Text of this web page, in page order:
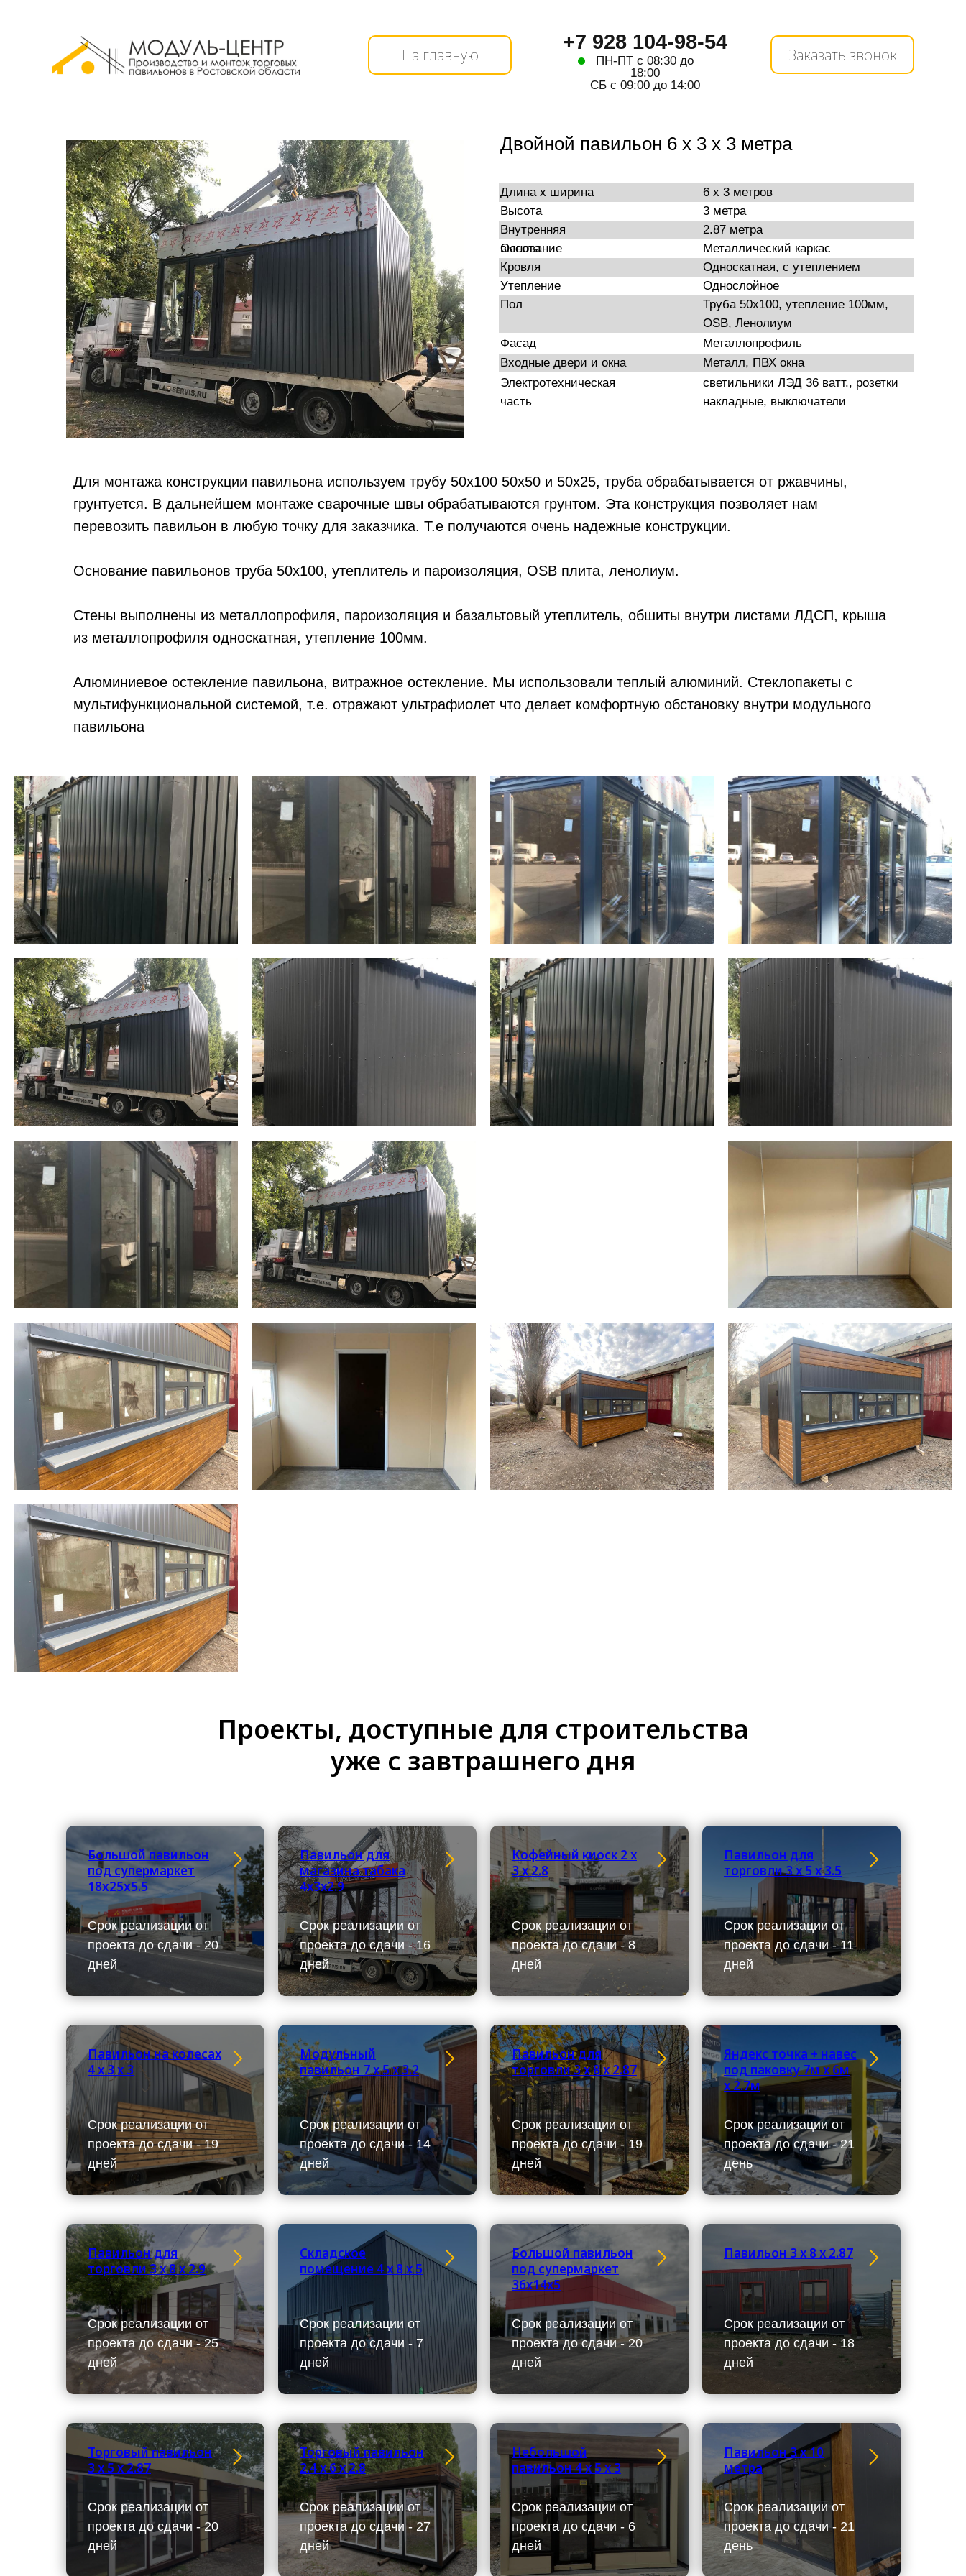
Заказать звонок
На главную
Двойной павильон 6 х 3 х 3 метра
Длина х ширина
Высота
Внутренняя
высота
Основание
Кровля
Утепление
Пол
Фасад
Входные двери и окна
Электротехническая
часть
6 х 3 метров
3 метра
2.87 метра
Металлический каркас
Односкатная, с утеплением
Однослойное
Труба 50х100, утепление 100мм,
OSB, Ленолиум
Металлопрофиль
Металл, ПВХ окна
светильники ЛЭД 36 ватт., розетки
накладные, выключатели
Для монтажа конструкции павильона используем трубу 50х100 50х50 и 50х25, труба обрабатывается от ржавчины,
грунтуется. В дальнейшем монтаже сварочные швы обрабатываются грунтом. Эта конструкция позволяет нам
перевозить павильон в любую точку для заказчика. Т.е получаются очень надежные конструкции.
Основание павильонов труба 50х100, утеплитель и пароизоляция, OSB плита, ленолиум.
Стены выполнены из металлопрофиля, пароизоляция и базальтовый утеплитель, обшиты внутри листами ЛДСП, крыша
из металлопрофиля односкатная, утепление 100мм.
Алюминиевое остекление павильона, витражное остекление. Мы использовали теплый алюминий. Стеклопакеты с
мультифункциональной системой, т.е. отражают ультрафиолет что делает комфортную обстановку внутри модульного
павильона
+7 928 104-98-54
ПН-ПТ с 08:30 до
18:00
СБ с 09:00 до 14:00
Проекты, доступные для строительства
уже с завтрашнего дня
Большой павильон
под супермаркет
18x25x5.5
Срок реализации от
проекта до сдачи - 20
дней
Павильон для
магазина табака
4х3х2.9
Срок реализации от
проекта до сдачи - 16
дней
Кофейный киоск 2 х
3 х 2.8
Срок реализации от
проекта до сдачи - 8
дней
Павильон для
торговли 3 х 5 х 3.5
Срок реализации от
проекта до сдачи - 11
дней
Павильон на колесах
4 х 3 х 3
Срок реализации от
проекта до сдачи - 19
дней
Модульный
павильон 7 х 5 х 3.2
Срок реализации от
проекта до сдачи - 14
дней
Павильон для
торговли 3 х 8 х 2.87
Срок реализации от
проекта до сдачи - 19
дней
Яндекс точка + навес
под паковку 7м х 6м
х 2.7м
Срок реализации от
проекта до сдачи - 21
день
Павильон для
торговли 3 х 8 х 2.9
Срок реализации от
проекта до сдачи - 25
дней
Складское
помещение 4 х 8 х 5
Срок реализации от
проекта до сдачи - 7
дней
Большой павильон
под супермаркет
36х14х5
Срок реализации от
проекта до сдачи - 20
дней
Павильон 3 х 8 х 2.87
Срок реализации от
проекта до сдачи - 18
дней
Торговый павильон
3 х 5 х 2.87
Срок реализации от
проекта до сдачи - 20
дней
Торговый павильон
2.4 х 6 х 2.8
Срок реализации от
проекта до сдачи - 27
дней
Небольшой
павильон 4 х 5 х 3
Срок реализации от
проекта до сдачи - 6
дней
Павильон 3 х 10
метра
Срок реализации от
проекта до сдачи - 21
день